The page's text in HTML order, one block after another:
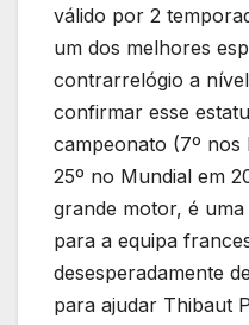
válido por 2
um dos melhores
contrarrelógio a
confirmar esse
campeonato (7º nos
25º no Mundial em
grande motor, é
para a equipa
desesperadamente
para ajudar Thibaut